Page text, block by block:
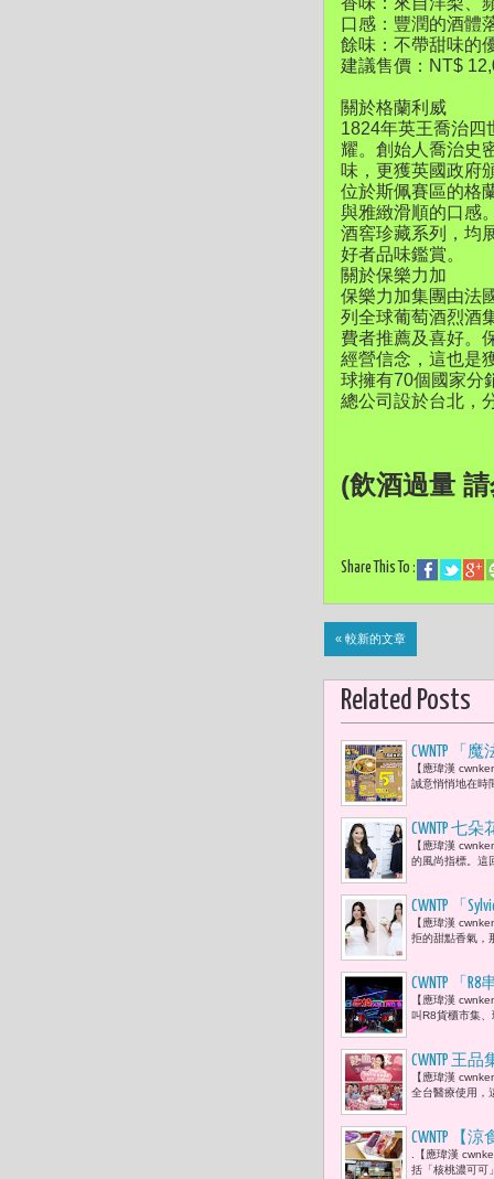
口感：豐潤的酒體
餘味：不帶甜味的
建議售價：NT$
關於格蘭利威
1824年英王喬治四
耀。創始人喬治史
味，更獲英國政府
位於斯佩賽區的格
與雅緻滑順的口感
酒窖珍藏系列，均
好者品味鑑賞。
關於保樂力加
保樂力加集團由法
列全球葡萄酒烈酒
費者推薦及喜好。
經營信念，這也是
球擁有70個國家分
總公司設於台北，
(飲酒過量
Share This To :
« 較新的文章
Related Posts
CWNTP 「
的問候
【應瑋漢
誠意悄悄地在時
CWNTP 七
台日茶香
【應瑋漢
的風尚指標。這
CWNTP 「
【應瑋漢
拒的甜點香氣，
CWNTP 「
意的出口
【應瑋漢
叫R8貨櫃市集
CWNTP 王
餐「愛心5
【應瑋漢
全台醫療使用，
CWNTP 【
列新口味
.【應瑋漢
括「核桃濃可可